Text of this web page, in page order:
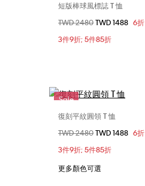
XXS
XS
XL
短版棒球風標誌 T 恤
價格扣減從
TWD 2480至
TWD 1488 6折
3件9折; 5件85折
Sale
XXS
XS
L
復刻平紋圓領 T 恤
價格扣減從
TWD 2480至
TWD 1488 6折
3件9折; 5件85折
更多顏色可選